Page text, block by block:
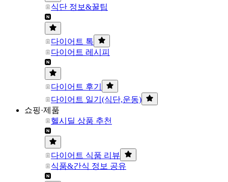
식단 정보&꿀팁
다이어트 톡
다이어트 레시피
다이어트 후기
다이어트 일기(식단,운동)
쇼핑·제품
헬시딜 상품 추천
다이어트 식품 리뷰
식품&간식 정보 공유